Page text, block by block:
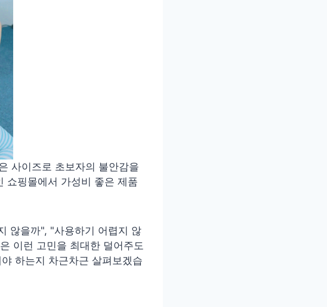
사이즈로 초보자의 불안감을
쇼핑몰에서 가성비 좋은 제품
않을까", "사용하기 어렵지 않
이런 고민을 최대한 덜어주도
하는지 차근차근 살펴보겠습